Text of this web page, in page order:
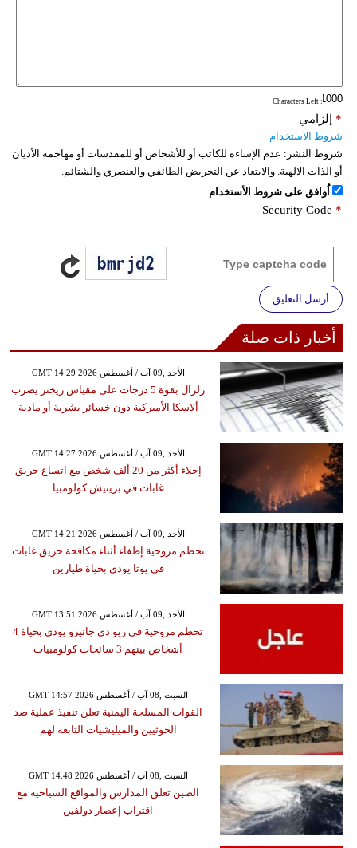
: Characters Left
إلزامي *
شروط الاستخدام
شروط النشر: عدم الإساءة للكاتب أو للأشخاص أو للمقدسات أو مهاجمة الأديان
أو الذات الالهية. والابتعاد عن التحريض الطائفي والعنصري والشتائم.
اُوافق على شروط الأستخدام
Security Code *
أرسل التعليق
أخبار ذات صلة
GMT 14:29 2026 الأحد ,09 آب / أغسطس
زلزال بقوة 5 درجات على مقياس ريختر يضرب
ألاسكا الأميركية دون خسائر بشرية أو مادية
GMT 14:27 2026 الأحد ,09 آب / أغسطس
إجلاء أكثر من 20 ألف شخص مع اتساع حريق
غابات في بريتيش كولومبيا
GMT 14:21 2026 الأحد ,09 آب / أغسطس
تحطم مروحية إطفاء أثناء مكافحة حريق غابات
في يوتا يودي بحياة طيارين
GMT 13:51 2026 الأحد ,09 آب / أغسطس
تحطم مروحية في ريو دي جانيرو يودي بحياة 4
أشخاص بينهم 3 سائحات كولومبيات
GMT 14:57 2026 السبت ,08 آب / أغسطس
القوات المسلحة اليمنية تعلن تنفيذ عملية ضد
الحوثيين والميليشيات التابعة لهم
GMT 14:48 2026 السبت ,08 آب / أغسطس
الصين تغلق المدارس والمواقع السياحية مع
اقتراب إعصار دولفين